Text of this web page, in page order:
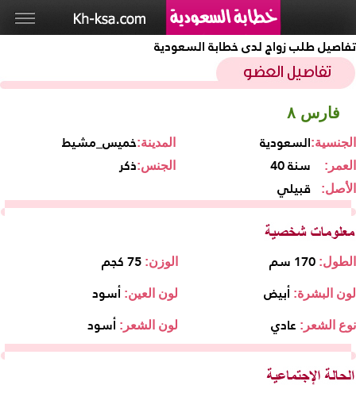
تفاصيل طلب زواج لدى خطابة السعودية
فارس ٨
خميس_مشيطالمدينة: السعوديةالجنسية:
ذكرالجنس: 40 سنة العمر:
قبيلي الأصل:
الوزن: 75 كجم الطول: 170 سم
لون العين: أسود لون البشرة: أبيض
لون الشعر: أسود نوع الشعر: عادي